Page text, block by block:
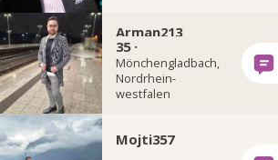
Arman213
35 ·
Mönchengladbach,
Nordrhein-
westfalen
Mojti357